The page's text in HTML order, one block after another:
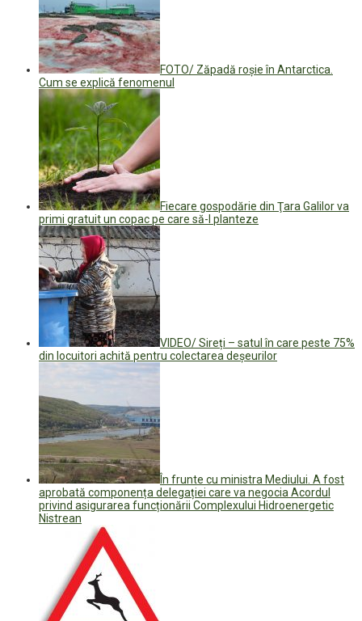
FOTO/ Zăpadă roșie în Antarctica.
Cum se explică fenomenul
Fiecare gospodărie din Ţara Galilor va
primi gratuit un copac pe care să-l planteze
VIDEO/ Sireți – satul în care peste 75%
din locuitori achită pentru colectarea deșeurilor
În frunte cu ministra Mediului. A fost
aprobată componența delegației care va negocia Acordul
privind asigurarea funcționării Complexului Hidroenergetic
Nistrean